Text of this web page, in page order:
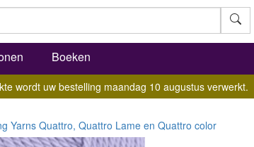
Boeken
wordt uw bestelling maandag 10 augustus verwerkt.
Yarns Quattro, Quattro Lame en Quattro color